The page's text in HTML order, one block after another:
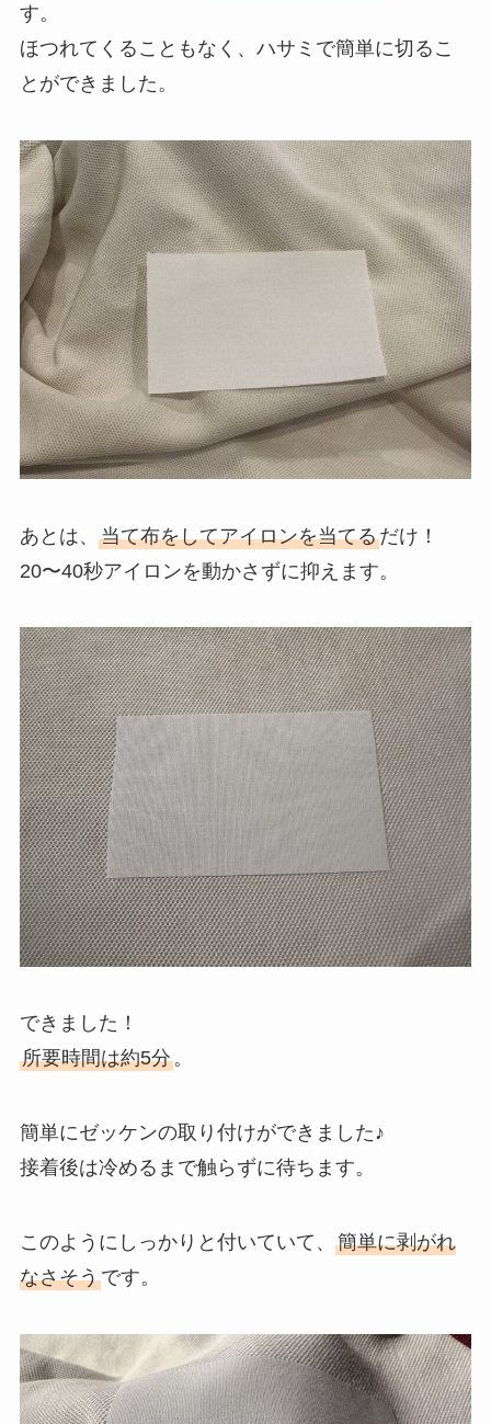
す。
ほつれてくることもなく、ハサミで簡単に切るこ
とができました。
あとは、 当て布をしてアイロンを当てるだけ！
20〜40秒アイロンを動かさずに抑えます。
できました！
所要時間は約5分。
簡単にゼッケンの取り付けができました♪
接着後は冷めるまで触らずに待ちます。
このようにしっかりと付いていて、 簡単に剥がれ
なさそうです。